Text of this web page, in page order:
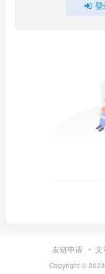
友链申请 文
Copyright © 2023